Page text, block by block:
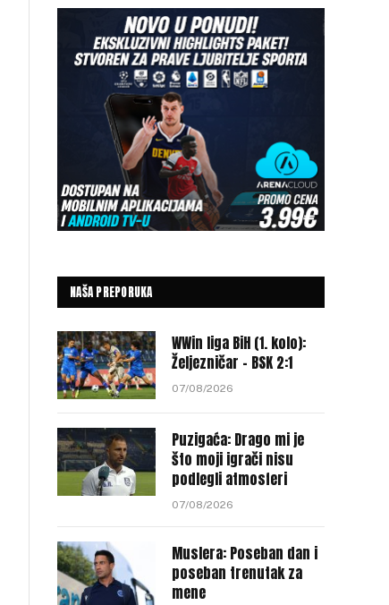
NAŠA PREPORUKA
WWin liga BiH (1. kolo):
Željezničar – BSK 2:1
07/08/2026
Puzigaća: Drago mi je
što moji igrači nisu
podlegli atmosferi
07/08/2026
Muslera: Poseban dan i
poseban trenutak za
mene